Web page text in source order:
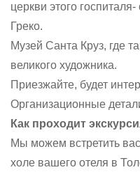
церкви этого
Греко.
Музей Санта Круз, где
великого художника.
Приезжайте, будет
Организационные
Как проходит
Мы можем встретить
холе вашего отеля в